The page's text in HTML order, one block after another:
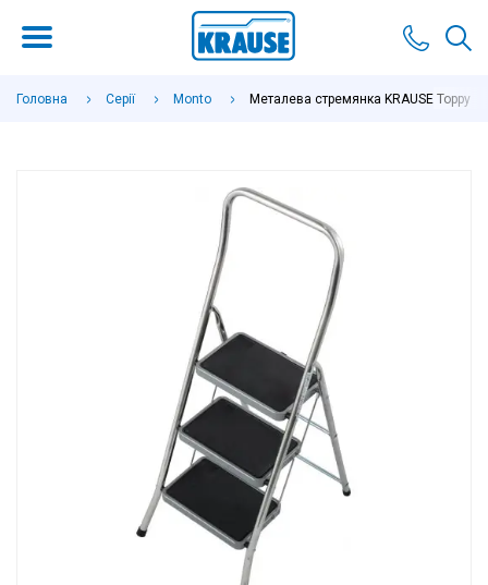
Головна Серії Monto Металева стремянка KRAUSE Toppy